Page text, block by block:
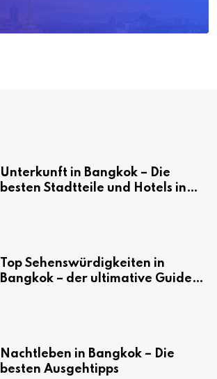
Unterkunft in Bangkok – Die
besten Stadtteile und Hotels in
Top Sehenswürdigkeiten in
Bangkok – der ultimative Guide
Nachtleben in Bangkok – Die
besten Ausgehtipps